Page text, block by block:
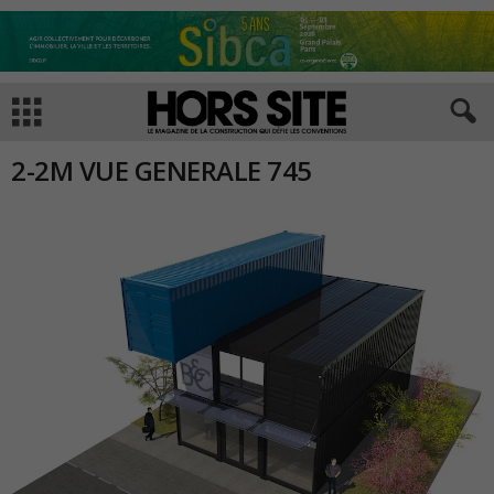
2-2M VUE GENERALE 745